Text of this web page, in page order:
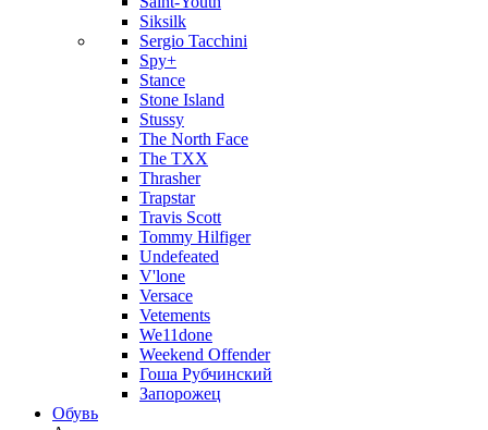
Siksilk
Sergio Tacchini
Spy+
Stance
Stone Island
Stussy
The North Face
The TXX
Thrasher
Trapstar
Travis Scott
Tommy Hilfiger
Undefeated
V'lone
Versace
Vetements
We11done
Weekend Offender
Гоша Рубчинский
Запорожец
Обувь